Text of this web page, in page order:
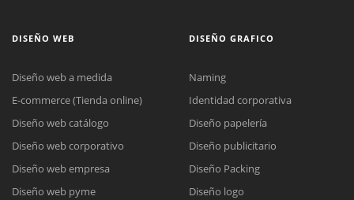
DISEÑO WEB
Diseño web a medida
E-commerce (Tienda online)
Diseño web catálogo
Diseño web corporativo
Diseño web empresa
Diseño web pyme
DISEÑO GRAFICO
Naming
Identidad corporativa
Diseño papelería
Diseño publicitario
Diseño Packing
Diseño logo